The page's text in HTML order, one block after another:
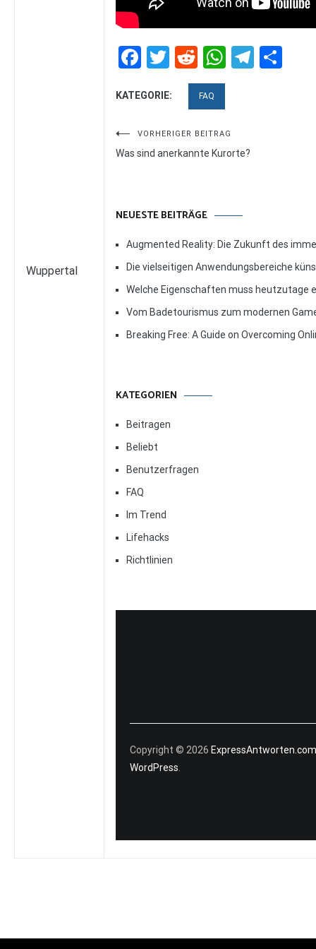
Wuppertal
Facebook
Twitter
Reddit
KATEGORIE: FAQ
Beitragsnavigation
VORHERIGER BEITRAG
Was sind anerkannte Kurorte?
NEUESTE BEITRÄGE
Augmented Reality: Die Zukunft des
Die vielseitigen Anwendungsbereiche
Welche Eigenschaften muss heutzutage
Vom Badetourismus zum modernen
Breaking Free: A Guide on Overcoming
KATEGORIEN
Beitragen
Beliebt
Benutzerfragen
FAQ
Im Trend
Lifehacks
Richtlinien
Copyright © 2026 ExpressAntworten.com
WordPress